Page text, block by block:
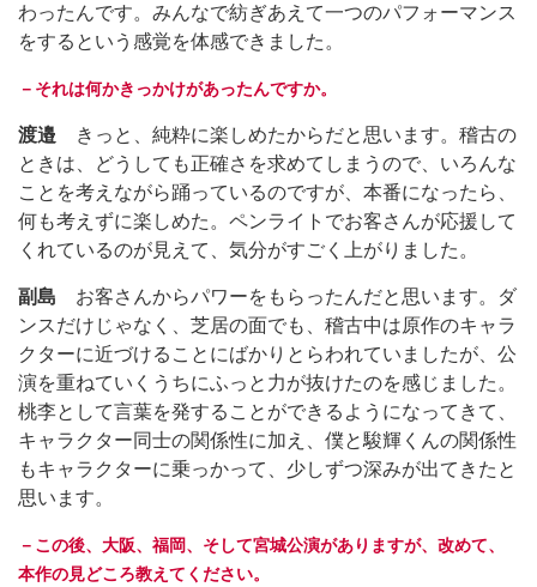
わったんです。みんなで紡ぎあえて一つのパフォーマンス
をするという感覚を体感できました。
－それは何かきっかけがあったんですか。
渡邉 きっと、純粋に楽しめたからだと思います。稽古の
ときは、どうしても正確さを求めてしまうので、いろんな
ことを考えながら踊っているのですが、本番になったら、
何も考えずに楽しめた。ペンライトでお客さんが応援して
くれているのが見えて、気分がすごく上がりました。
副島 お客さんからパワーをもらったんだと思います。ダ
ンスだけじゃなく、芝居の面でも、稽古中は原作のキャラ
クターに近づけることにばかりとらわれていましたが、公
演を重ねていくうちにふっと力が抜けたのを感じました。
桃李として言葉を発することができるようになってきて、
キャラクター同士の関係性に加え、僕と駿輝くんの関係性
もキャラクターに乗っかって、少しずつ深みが出てきたと
思います。
－この後、大阪、福岡、そして宮城公演がありますが、改めて、
本作の見どころ教えてください。